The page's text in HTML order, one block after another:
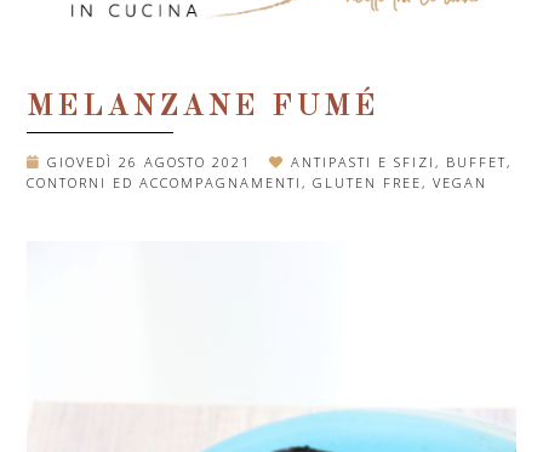
MELANZANE FUMÉ
GIOVEDÌ 26 AGOSTO 2021 ANTIPASTI E SFIZI, BUFFET,
CONTORNI ED ACCOMPAGNAMENTI, GLUTEN FREE, VEGAN